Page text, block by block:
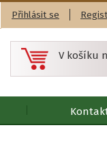
Přihlásit se
V košíku